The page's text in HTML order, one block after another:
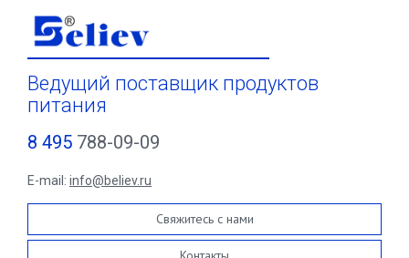
Ведущий поставщик продуктов
питания
8 495 788-09-09
E-mail: info@believ.ru
Свяжитесь с нами